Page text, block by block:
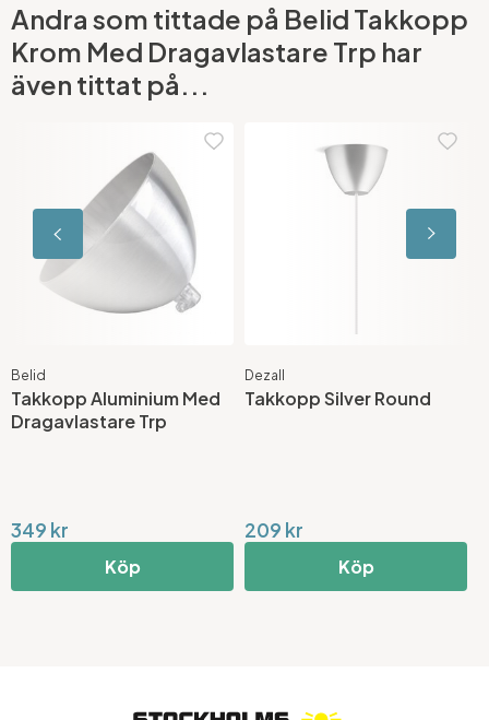
Andra som tittade på Belid Takkopp
Krom Med Dragavlastare Trp har
även tittat på...
Belid
Takkopp Aluminium Med
Dragavlastare Trp
349 kr
Köp
Dezall
Takkopp Silver Round
209 kr
Köp